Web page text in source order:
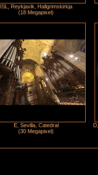
ISL, Reykjavik, Hallgrimskirkja
(18 Megapixel)
E, Sevilla, Catedral
(30 Megapixel)